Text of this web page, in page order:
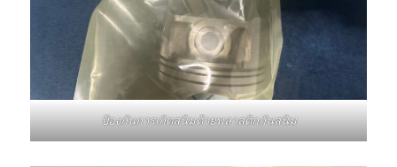
ป้องกันการเกิดสนิมด้วยพลาสติกกันสนิม